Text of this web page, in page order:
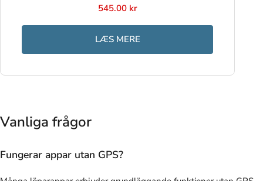
545.00 kr
LÆS MERE
Vanliga frågor
Fungerar appar utan GPS?